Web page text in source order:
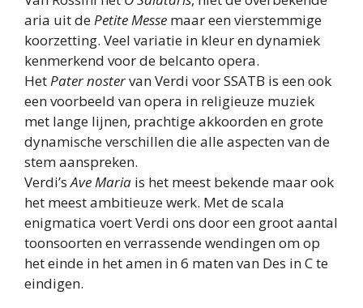
aria uit dePetite Messe maar een vierstemmige
koorzetting. Veel variatie in kleur en dynamiek
kenmerkend voor de belcanto opera.
HetPater nostervan Verdi voor SSATB is een ook
een voorbeeld van opera in religieuze muziek
met lange lijnen, prachtige akkoorden en grote
dynamische verschillen die alle aspecten van de
stem aanspreken.
Verdi’sAve Maria is het meest bekende maar ook
het meest ambitieuze werk. Met de scala
enigmatica voert Verdi ons door een groot aantal
toonsoorten en verrassende wendingen om op
het einde in het amen in 6 maten van Des in C te
eindigen.